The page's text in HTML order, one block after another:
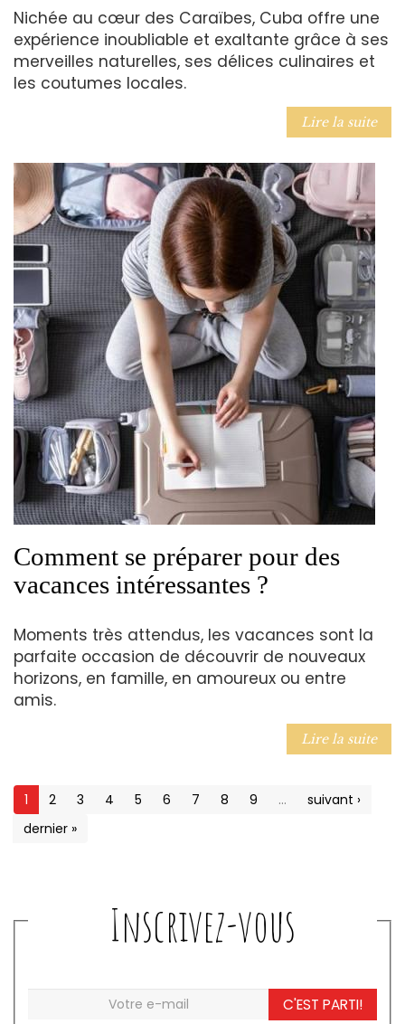
Nichée au cœur des Caraïbes, Cuba offre une
expérience inoubliable et exaltante grâce à ses
merveilles naturelles, ses délices culinaires et
les coutumes locales.
Lire la suite
Comment se préparer pour des
vacances intéressantes ?
Moments très attendus, les vacances sont la
parfaite occasion de découvrir de nouveaux
horizons, en famille, en amoureux ou entre
amis.
Lire la suite
1 2 3 4 5 6 7 8 9 …
suivant ›
dernier »
Inscrivez-vous
C'EST PARTI!